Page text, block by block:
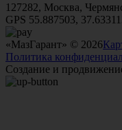
127282, Москва,
GPS 55.887503,
«МазГарант» © 2026
Политика
Создание и